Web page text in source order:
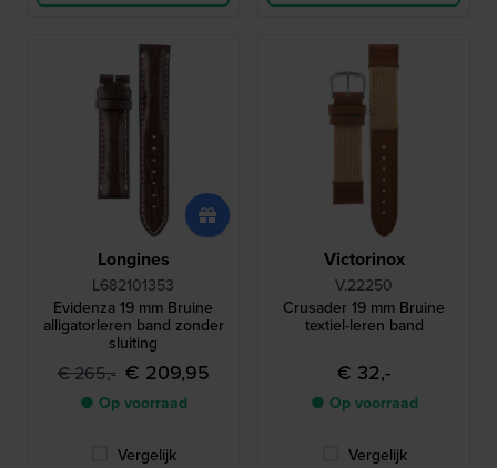
Longines
L682101353
Evidenza 19 mm Bruine
alligatorleren band zonder
sluiting
€ 265,- € 209,95
● Op voorraad
Vergelijk
Victorinox
V.22250
Crusader 19 mm Bruine
textiel-leren band
€ 32,-
● Op voorraad
Vergelijk